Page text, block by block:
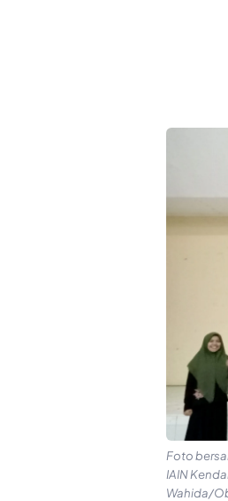
Foto
IAIN
Wahida/